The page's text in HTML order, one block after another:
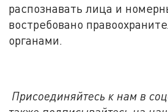
распознавать лица и
востребовано
органами.
Присоединяйтесь к нам в